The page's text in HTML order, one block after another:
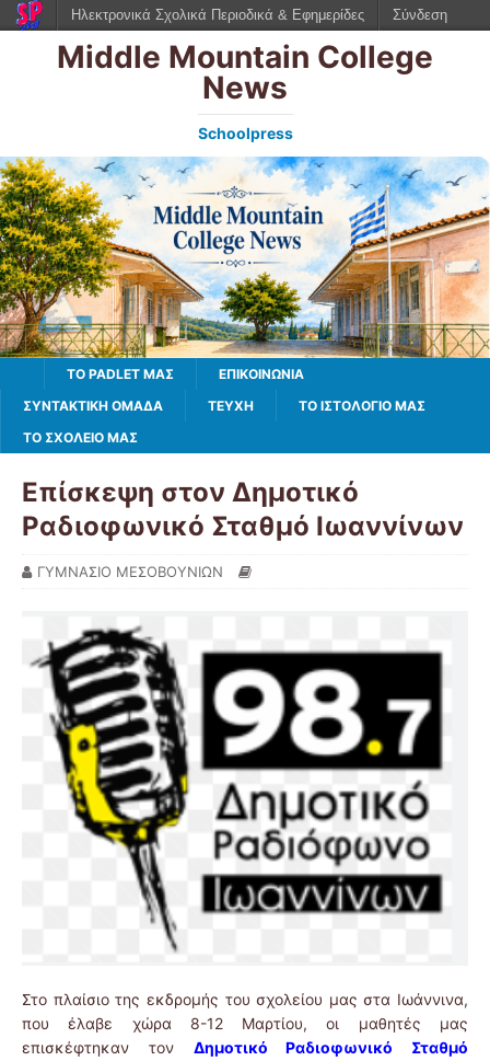
Middle Mountain College
News
Schoolpress
TO PADLET ΜΑΣ
ΕΠΙΚΟΙΝΩΝΙΑ
ΣΥΝΤΑΚΤΙΚΗ ΟΜΑΔΑ
ΤΕΥΧΗ
ΤΟ ΙΣΤΟΛΌΓΙΌ ΜΑΣ
ΤΟ ΣΧΟΛΕΙΟ ΜΑΣ
Επίσκεψη στον Δημοτικό
Ραδιοφωνικό Σταθμό Ιωαννίνων
ΓΥΜΝΑΣΙΟ ΜΕΣΟΒΟΥΝΙΩΝ
Στο πλαίσιο της εκδρομής του σχολείου μας στα Ιωάννινα,
που έλαβε χώρα 8-12 Μαρτίου, οι μαθητές μας
επισκέφτηκαν τον Δημοτικό Ραδιοφωνικό Σταθμό
Ηλεκτρονικά Σχολικά Περιοδικά & Εφημερίδες Σύνδεση